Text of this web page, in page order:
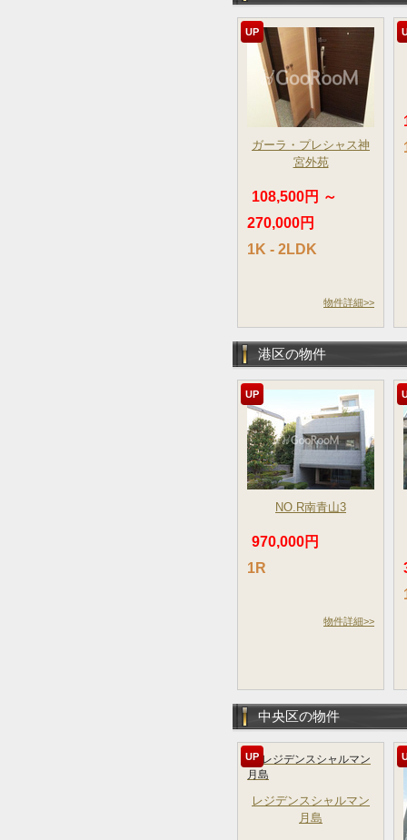
UP
ガーラ・プレシャス神
宮外苑
108,500円 ～
270,000円
1K - 2LDK
物件詳細>>
港区の物件
UP
NO.R南青山3
970,000円
1R
物件詳細>>
中央区の物件
UP
レジデンスシャルマン
月島